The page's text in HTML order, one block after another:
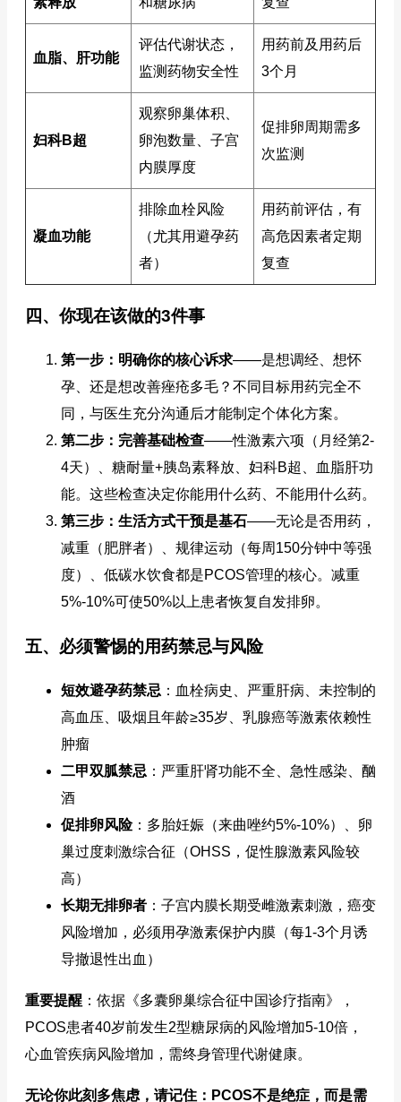
血脂、肝功能
评估代谢状态，
监测药物安全性
用药前及用药后
3个月
妇科B超
观察卵巢体积、
卵泡数量、子宫
内膜厚度
促排卵周期需多
次监测
凝血功能
排除血栓风险
（尤其用避孕药
者）
用药前评估，有
高危因素者定期
复查
四、你现在该做的3件事
第一步：明确你的核心诉求——是想调经、想怀
孕、还是想改善痤疮多毛？不同目标用药完全不
同，与医生充分沟通后才能制定个体化方案。
第二步：完善基础检查——性激素六项（月经第2-
4天）、糖耐量+胰岛素释放、妇科B超、血脂肝功
能。这些检查决定你能用什么药、不能用什么药。
第三步：生活方式干预是基石——无论是否用药，
减重（肥胖者）、规律运动（每周150分钟中等强
度）、低碳水饮食都是PCOS管理的核心。减重
5%-10%可使50%以上患者恢复自发排卵。
五、必须警惕的用药禁忌与风险
短效避孕药禁忌 ：血栓病史、严重肝病、未控制的
高血压、吸烟且年龄≥35岁、乳腺癌等激素依赖性
肿瘤
二甲双胍禁忌 ：严重肝肾功能不全、急性感染、酗
酒
促排卵风险：多胎妊娠（来曲唑约5%-10%）、卵
巢过度刺激综合征（OHSS，促性腺激素风险较
高）
长期无排卵者 ：子宫内膜长期受雌激素刺激，癌变
风险增加，必须用孕激素保护内膜（每1-3个月诱
导撤退性出血）
重要提醒 ：依据《多囊卵巢综合征中国诊疗指南》，
PCOS患者40岁前发生2型糖尿病的风险增加5-10倍，
心血管疾病风险增加，需终身管理代谢健康。
无论你此刻多焦虑，请记住：PCOS不是绝症，而是需